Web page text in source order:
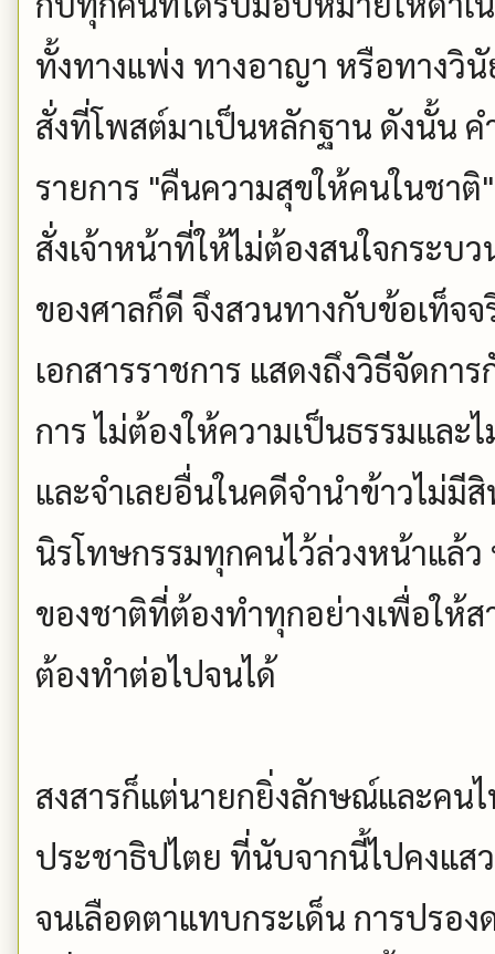
ทั้งทางแพ่ง ทางอาญา หรือทางวิ
สั่งที่โพสต์มาเป็นหลักฐาน ดังนั้น
รายการ "คืนความสุขให้คนในชาติ
สั่งเจ้าหน้าที่ให้ไม่ต้องสนใจกระบ
ของศาลก็ดี จึงสวนทางกับข้อเท็จ
เอกสารราชการ แสดงถึงวิธีจัดกา
การ ไม่ต้องให้ความเป็นธรรมแล
และจำเลยอื่นในคดีจำนำข้าวไม่มี
นิรโทษกรรมทุกคนไว้ล่วงหน้าแล้
ของชาติที่ต้องทำทุกอย่างเพื่อให้ส
ต้องทำต่อไปจนได้
สงสารก็แต่นายกยิ่งลักษณ์และคน
ประชาธิปไตย ที่นับจากนี้ไปคงแส
จนเลือดตาแทบกระเด็น การปรอ